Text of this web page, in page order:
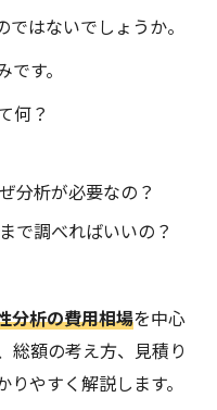
はないでしょうか。
す。
何？
分析が必要なの？
で調べればいいの？
分析の費用相場を中心
総額の考え方、見積り
やすく解説します。